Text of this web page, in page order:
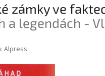
zámky ve
a legendách -
Alpress